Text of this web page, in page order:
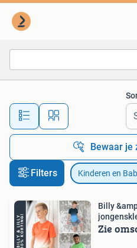
Alle
Bewaar je
Filters Kinderen en
Billy
Zie